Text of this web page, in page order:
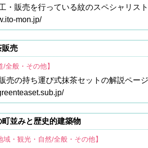
・販売を行っている紋のスペシャリス
mon.jp/
販売
/全般・その他】
売の持ち運び式抹茶セットの解説ペー
町並みと歴史的建築物
域・観光・自然/全般・その他】